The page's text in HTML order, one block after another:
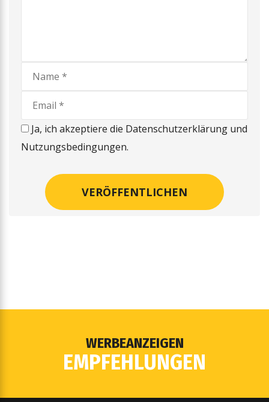
Ja, ich akzeptiere die Datenschutzerklärung und
Nutzungsbedingungen.
WERBEANZEIGEN
EMPFEHLUNGEN